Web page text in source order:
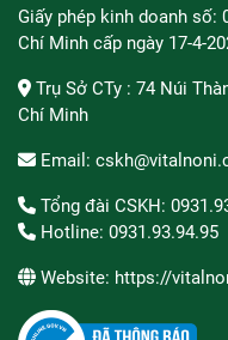
Giấy phép kinh doanh số:
Chí Minh cấp ngày 17-4-
Trụ Sở CTy : 74 Núi
Chí Minh
Email:
Tổng đài CSKH:
Hotline: 0931.93.94.95
Website: https://